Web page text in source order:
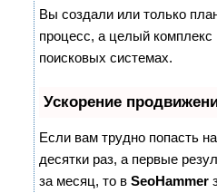
Вы создали или только
процесс, а целый
поисковых системах.
Ускорение
Если вам трудно попасть
десятки раз, а первые
за месяц, то вSeoHammer